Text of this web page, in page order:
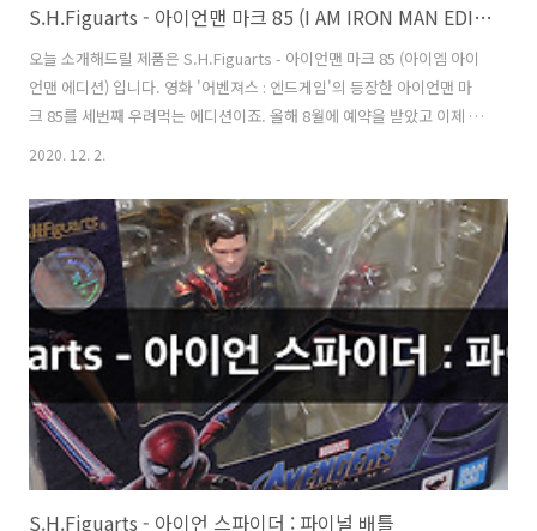
S.H.Figuarts - 아이언맨 마크 85 (I AM IRON MAN EDITION)
오늘 소개해드릴 제품은 S.H.Figuarts - 아이언맨 마크 85 (아이엠 아이
언맨 에디션) 입니다. 영화 '어벤져스 : 엔드게임'의 등장한 아이언맨 마
크 85를 세번째 우려먹는 에디션이죠. 올해 8월에 예약을 받았고 이제 막
도착한 따끈따끈한 신제품 입니다. 혼웹 한정이라 누런 박스에 감싸져서
로고가 추가 되었네요. 내년에 나올 타노스에도 동일하게 들어가지 않을
까 추측해봅니다. 클로 블래스터 x 2 / 아이언맨 헤드 / 언마스크 헤드 /
주먹쥔 왼손 / 핑거 스냅손 / 번개파츠 손 / 디오라마 베이스 손... 손 루즈
가 거의 없네요. 퀄리티는 나쁘지 않은 것 같습니다. 얼굴에 상처 표현이
되어 있습니다. 상체와 어깨 쪽에 데미지..
2020. 12. 2.
S.H.Figuarts - 아이언 스파이더 : 파이널 배틀